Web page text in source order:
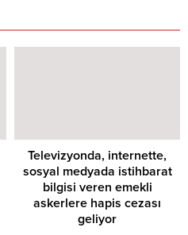
Televizyonda, internette,
sosyal medyada istihbarat
bilgisi veren emekli
askerlere hapis cezası
geliyor